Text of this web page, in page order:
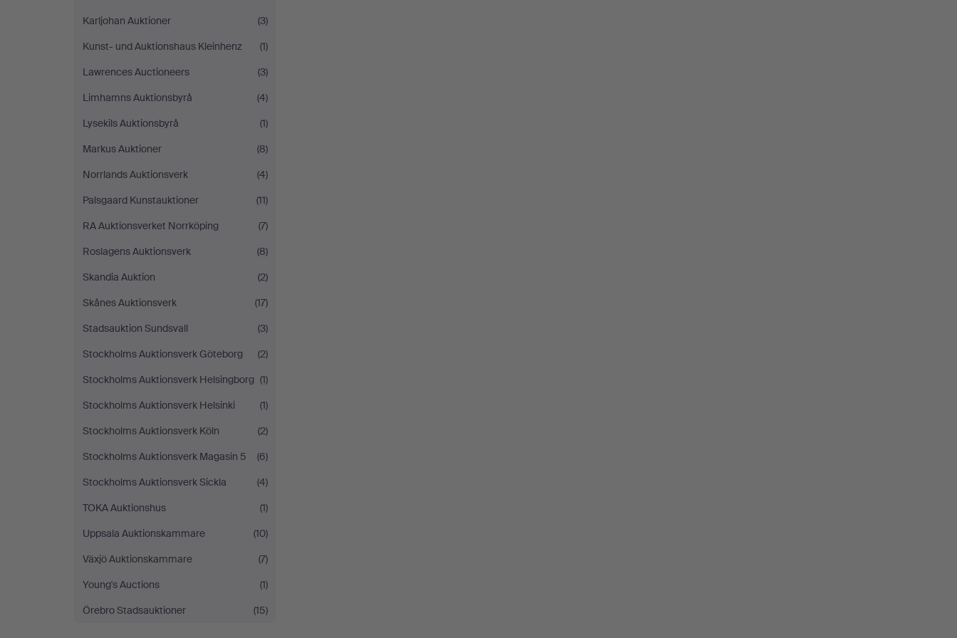
Karljohan Auktioner
(3)
Kunst- und Auktionshaus Kleinhenz
(1)
Lawrences Auctioneers
(3)
Limhamns Auktionsbyrå
(4)
Lysekils Auktionsbyrå
(1)
Markus Auktioner
(8)
Norrlands Auktionsverk
(4)
Palsgaard Kunstauktioner
(11)
RA Auktionsverket Norrköping
(7)
Roslagens Auktionsverk
(8)
Skandia Auktion
(2)
Skånes Auktionsverk
(17)
Stadsauktion Sundsvall
(3)
Stockholms Auktionsverk Göteborg
(2)
Stockholms Auktionsverk Helsingborg (1)
Stockholms Auktionsverk Helsinki
(1)
Stockholms Auktionsverk Köln
(2)
Stockholms Auktionsverk Magasin 5
(6)
Stockholms Auktionsverk Sickla
(4)
TOKA Auktionshus
(1)
Uppsala Auktionskammare
(10)
Växjö Auktionskammare
(7)
Young's Auctions
(1)
Örebro Stadsauktioner
(15)